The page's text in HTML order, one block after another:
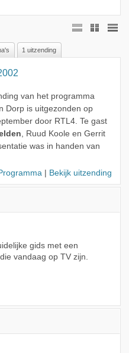
1 uitzending
van het programma
Dorp is uitgezonden op
door RTL4. Te gast
, Ruud Koole en Gerrit
was in handen van
Bekijk uitzending
gids met een
vandaag op TV zijn.